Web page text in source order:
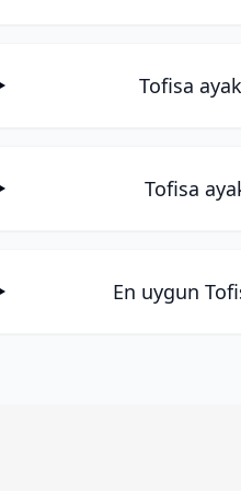
Tofisa
Tofisa
En uygun